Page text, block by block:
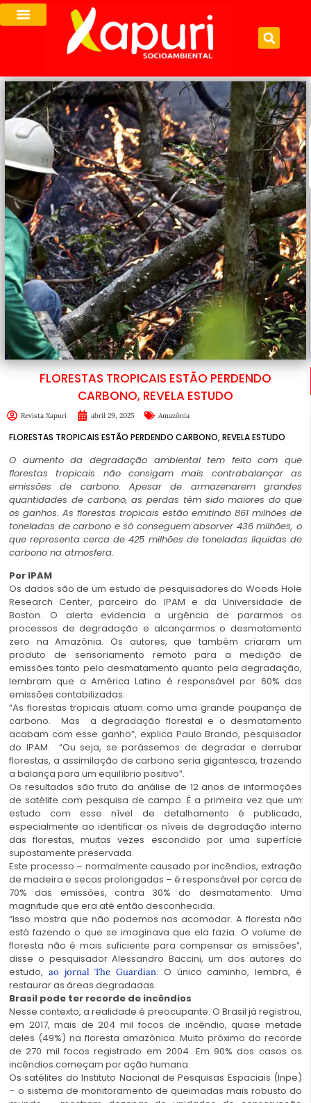
FLORESTAS TROPICAIS ESTÃO PERDENDO
CARBONO, REVELA ESTUDO
Revista Xapuri abril 29, 2025 Amazônia
FLORESTAS TROPICAIS ESTÃO PERDENDO CARBONO, REVELA ESTUDO
O aumento da degradação ambiental tem feito com que
florestas tropicais não consigam mais contrabalançar as
emissões de carbono. Apesar de armazenarem grandes
quantidades de carbono, as perdas têm sido maiores do que
os ganhos. As florestas tropicais estão emitindo 861 milhões de
toneladas de carbono e só conseguem absorver 436 milhões, o
que representa cerca de 425 milhões de toneladas líquidas de
carbono na atmosfera.
Por IPAM
Os dados são de um estudo de pesquisadores do Woods Hole
Research Center, parceiro do IPAM e da Universidade de
Boston. O alerta evidencia a urgência de pararmos os
processos de degradação e alcançarmos o desmatamento
zero na Amazônia. Os autores, que também criaram um
produto de sensoriamento remoto para a medição de
emissões tanto pelo desmatamento quanto pela degradação,
lembram que a América Latina é responsável por 60% das
emissões contabilizadas.
“As florestas tropicais atuam como uma grande poupança de
carbono. Mas a degradação florestal e o desmatamento
acabam com esse ganho”, explica Paulo Brando, pesquisador
do IPAM. “Ou seja, se parássemos de degradar e derrubar
florestas, a assimilação de carbono seria gigantesca, trazendo
a balança para um equilíbrio positivo”.
Os resultados são fruto da análise de 12 anos de informações
de satélite com pesquisa de campo. É a primeira vez que um
estudo com esse nível de detalhamento é publicado,
especialmente ao identificar os níveis de degradação interno
das florestas, muitas vezes escondido por uma superfície
supostamente preservada.
Este processo – normalmente causado por incêndios, extração
de madeira e secas prolongadas – é responsável por cerca de
70% das emissões, contra 30% do desmatamento. Uma
magnitude que era até então desconhecida.
“Isso mostra que não podemos nos acomodar. A floresta não
está fazendo o que se imaginava que ela fazia. O volume de
floresta não é mais suficiente para compensar as emissões”,
disse o pesquisador Alessandro Baccini, um dos autores do
estudo, ao jornal The Guardian. O único caminho, lembra, é
restaurar as áreas degradadas.
Brasil pode ter recorde de incêndios
Nesse contexto, a realidade é preocupante. O Brasil já registrou,
em 2017, mais de 204 mil focos de incêndio, quase metade
deles (49%) na floresta amazônica. Muito próximo do recorde
de 270 mil focos registrado em 2004. Em 90% dos casos os
incêndios começam por ação humana.
Os satélites do Instituto Nacional de Pesquisas Espaciais (Inpe)
– o sistema de monitoramento de queimadas mais robusto do